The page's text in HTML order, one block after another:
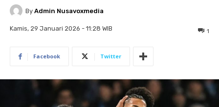
By Admin Nusavoxmedia
Kamis, 29 Januari 2026 - 11:28 WIB 1
Facebook Twitter